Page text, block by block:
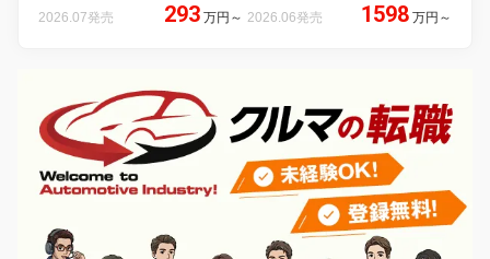
2026.07発売 293 万円 ～ 2026.06発売 1598 万円 ～